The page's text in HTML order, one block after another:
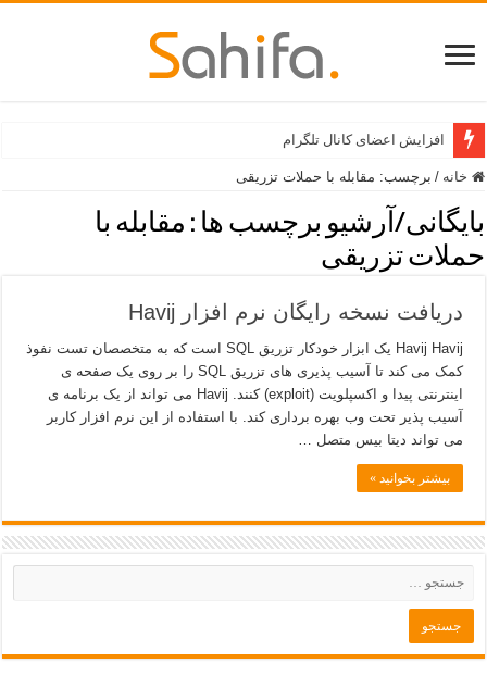
افزایش اعضای کانال تلگرام
خانه / برچسب: مقابله با حملات تزریقی
بایگانی/آرشیو برچسب ها : مقابله با
حملات تزریقی
دریافت نسخه رایگان نرم افزار Havij
Havij Havij یک ابزار خودکار تزریق SQL است که به متخصصان تست نفوذ
کمک می کند تا آسیب پذیری های تزریق SQL را بر روی یک صفحه ی
اینترنتی پیدا و اکسپلویت (exploit) کنند. Havij می تواند از یک برنامه ی
آسیب پذیر تحت وب بهره برداری کند. با استفاده از این نرم افزار کاربر
می تواند دیتا بیس متصل …
بیشتر بخوانید »